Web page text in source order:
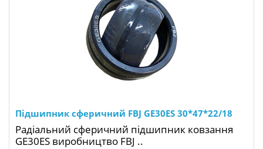
Підшипник сферичний FBJ GE30ES 30*47*22/18
Радіальний сферичний підшипник ковзання
GE30ES виробництво FBJ ..